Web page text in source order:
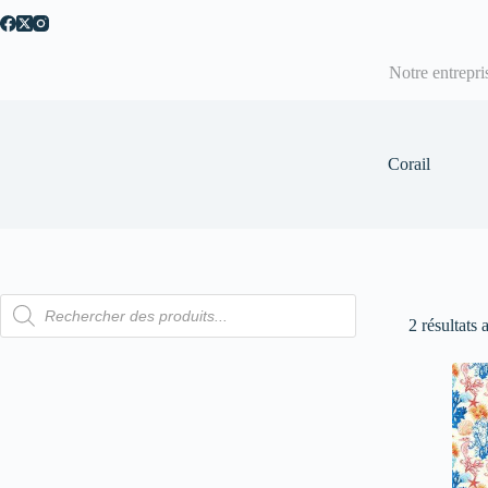
au
Notre
Corail
2 résultats
Recherche
de
produits